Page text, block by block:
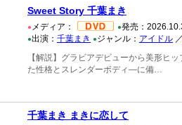
Sweet Story 千葉まき
● メディア： ●発売：
●出演： 千葉まき ●ジャンル： アイドル ／
【解説】グラビアデビューから美形ヒ
た性格とスレンダーボディ―に備…
千葉まき まきに恋して